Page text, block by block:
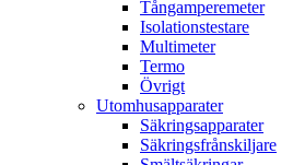
Tångamperemeter
Isolationstestare
Multimeter
Termo
Övrigt
Utomhusapparater
Säkringsapparater
Säkringsfrånskiljare